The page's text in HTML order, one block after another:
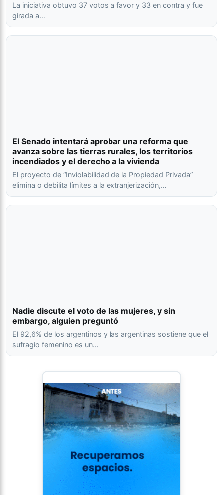
La iniciativa obtuvo 37 votos a favor y 33 en contra y fue
girada a…
El Senado intentará aprobar una reforma que
avanza sobre las tierras rurales, los territorios
incendiados y el derecho a la vivienda
El proyecto de “Inviolabilidad de la Propiedad Privada”
elimina o debilita límites a la extranjerización,…
Nadie discute el voto de las mujeres, y sin
embargo, alguien preguntó
El 92,6% de los argentinos y las argentinas sostiene que el
sufragio femenino es un…